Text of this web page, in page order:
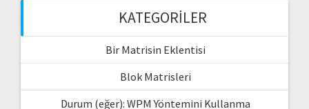
KATEGORILER
Bir Matrisin Eklentisi
Blok Matrisleri
Durum (eğer): WPM Yöntemini Kullanma